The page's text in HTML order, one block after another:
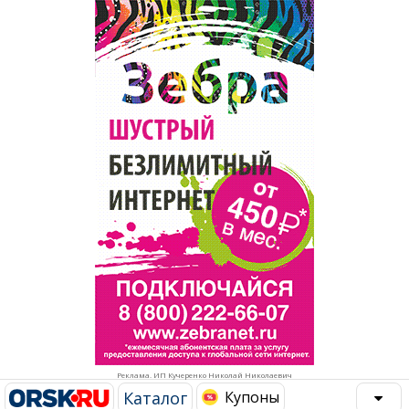
Реклама. ИП Кучеренко Николай Николаевич
Каталог Купоны
Рестораны, кафе, бары
Развлечения и отдых
Спорт Фитнес
Недвижимость
Красота Косметология
Торговля
Бизнес и финансы
Юристы, Экспертиза, Страхование
Ремонт
Социальные организации
Это интересно
Администрация
Популярное →